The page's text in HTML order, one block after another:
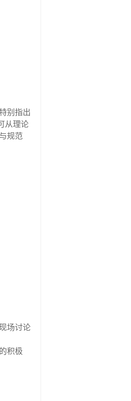
别指出
从理论
规范
场讨论
积极